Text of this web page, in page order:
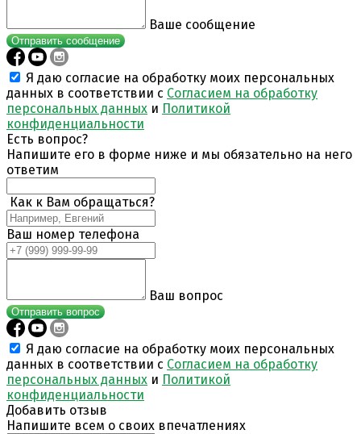
Ваше сообщение
Отправить сообщение
Я даю согласие на обработку моих персональных
данных в соответствии с Согласием на обработку
персональных данных и Политикой
конфиденциальности
Есть вопрос?
Напишите его в форме ниже и мы обязательно на него
ответим
Как к Вам обращаться?
Ваш номер телефона
Ваш вопрос
Отправить вопрос
Я даю согласие на обработку моих персональных
данных в соответствии с Согласием на обработку
персональных данных и Политикой
конфиденциальности
Добавить отзыв
Напишите всем о своих впечатлениях